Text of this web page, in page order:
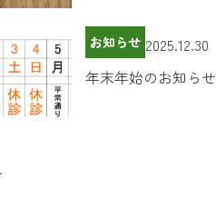
お知らせ 2025.12.30
年末年始のお知らせ